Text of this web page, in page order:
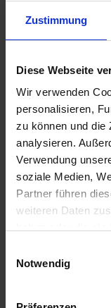
Zustimmung
Diese Webseite
Wir verwenden
personalisieren,
zu können und die
analysieren.
Verwendung
soziale Medien,
Partner führen
weiteren Daten
Notwendig
ACHTUNG
P101-IST
VERPACKUNG
BEREITHALTEN.
P102-DARF...
Zulassungsende
15.01.2027
Zulassungsstatus